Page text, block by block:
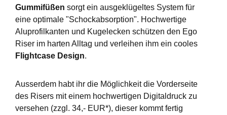
Gummifüßen sorgt ein ausgeklügeltes System für
eine optimale "Schockabsorption". Hochwertige
Aluprofilkanten und Kugelecken schützen den Ego
Riser im harten Alltag und verleihen ihm ein cooles
Flightcase Design.
Ausserdem habt ihr die Möglichkeit die Vorderseite
des Risers mit einem hochwertigen Digitaldruck zu
versehen (zzgl. 34,- EUR*), dieser kommt fertig